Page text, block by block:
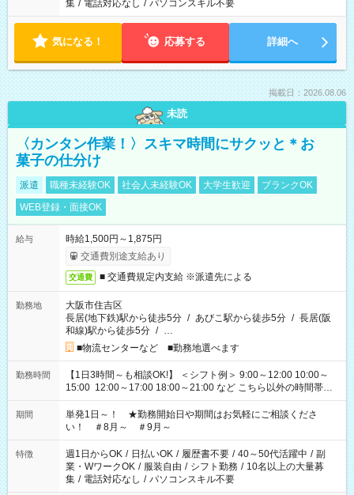
集 / 電話対応なし / パソコンスキル不要
気になる！ 応募する 詳細へ
掲載日：2026.08.06
未読
〈カンタン作業！〉スキマ時間にサクッと＊お
菓子の仕分け
派遣 職種未経験OK 社会人未経験OK 大学生歓迎
ブランクOK
WEB登録・面接OK
給与
時給1,500円～1,875円
交通費別途支給あり
交通費 ■ 交通費規定内支給 ※派遣先による
勤務地
大阪市住吉区
長居(地下鉄)駅から徒歩5分 / あびこ駅から徒歩5分 / 長居(阪
和線)駅から徒歩5分 / …
■物流センターなど ■勤務地選べます
勤務時間
【1日3時間～も相談OK!】 ＜シフト例＞ 9:00～12:00 10:00～
15:00 12:00～17:00 18:00～21:00 など こちら以外の時間帯も
お気軽にご相談ください！
期間
単発1日～！ ★勤務開始日や期間はお気軽にご相談くださ
い！ ＃8月～ ＃9月～
特徴 週1日からOK / 日払いOK / 履歴書不要 / 40～50代活躍中 / 副
業・WワークOK / 服装自由 / シフト勤務 / 10名以上の大量募
集 / 電話対応なし / パソコンスキル不要